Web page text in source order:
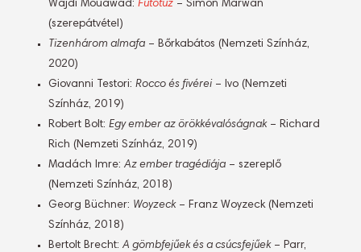
Wajdi Mouawad: Futótűz – Simon Marwan
(szerepátvétel)
Tizenhárom almafa – Bőrkabátos (Nemzeti Színház,
2020)
Giovanni Testori: Rocco és fivérei – Ivo (Nemzeti
Színház, 2019)
Robert Bolt: Egy ember az örökkévalóságnak– Richard
Rich (Nemzeti Színház, 2019)
Madách Imre: Az ember tragédiája – szereplő
(Nemzeti Színház, 2018)
Georg Büchner: Woyzeck– Franz Woyzeck (Nemzeti
Színház, 2018)
Bertolt Brecht: A gömbfejűek és a csúcsfejűek– Parr,